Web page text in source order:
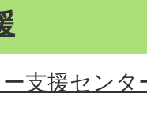
支援センタ